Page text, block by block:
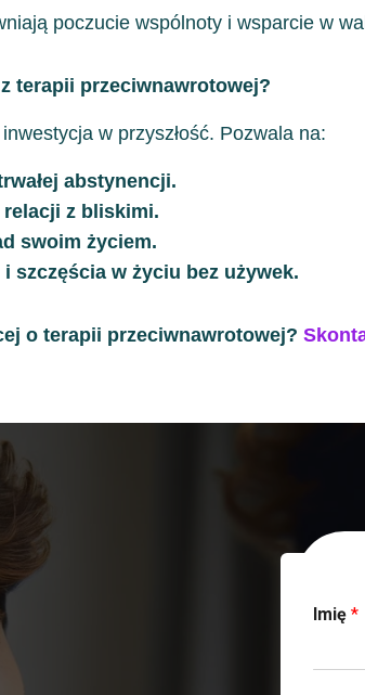
poczucie wspólnoty i wsparcie w
terapii przeciwnawrotowej?
w przyszłość. Pozwala na:
abstynencji.
z bliskimi.
swoim życiem.
szczęścia w życiu bez używek.
o terapii przeciwnawrotowej?
Imię *